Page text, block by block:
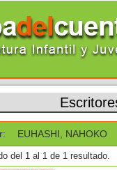
EUHASHI, NAHOKO
del 1 al 1 de 1 resultado.